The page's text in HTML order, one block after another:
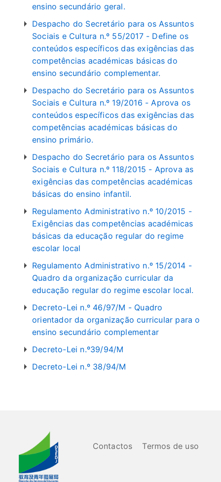
ensino secundário geral.
Despacho do Secretário para os Assuntos
Sociais e Cultura n.º 55/2017 - Define os
conteúdos específicos das exigências das
competências académicas básicas do
ensino secundário complementar.
Despacho do Secretário para os Assuntos
Sociais e Cultura n.º 19/2016 - Aprova os
conteúdos específicos das exigências das
competências académicas básicas do
ensino primário.
Despacho do Secretário para os Assuntos
Sociais e Cultura n.º 118/2015 - Aprova as
exigências das competências académicas
básicas do ensino infantil.
Regulamento Administrativo n.º 10/2015 -
Exigências das competências académicas
básicas da educação regular do regime
escolar local
Regulamento Administrativo n.º 15/2014 -
Quadro da organização curricular da
educação regular do regime escolar local.
Decreto-Lei n.º 46/97/M - Quadro
orientador da organização curricular para o
ensino secundário complementar
Decreto-Lei n.º39/94/M
Decreto-Lei n.º 38/94/M
Contactos Termos de uso